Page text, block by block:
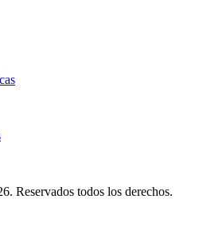
Reservados todos los derechos.